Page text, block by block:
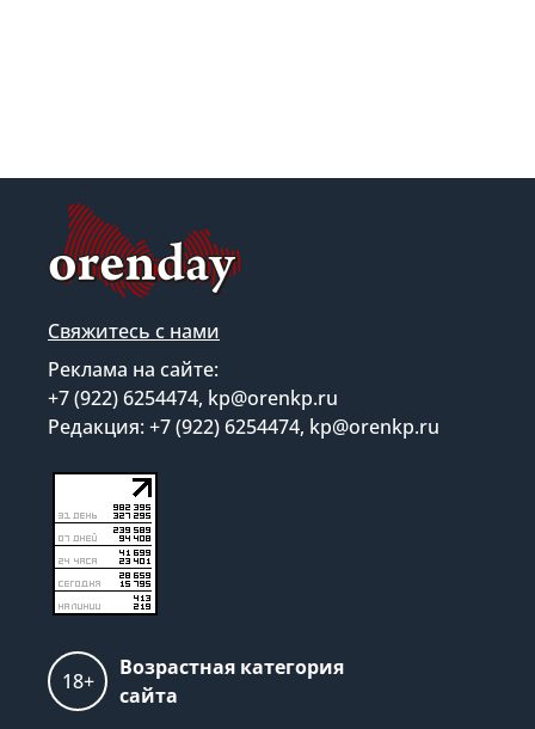
Свяжитесь с нами
Реклама на сайте:
+7 (922) 6254474, kp@orenkp.ru
Редакция: +7 (922) 6254474, kp@orenkp.ru
18+
Возрастная категория
сайта